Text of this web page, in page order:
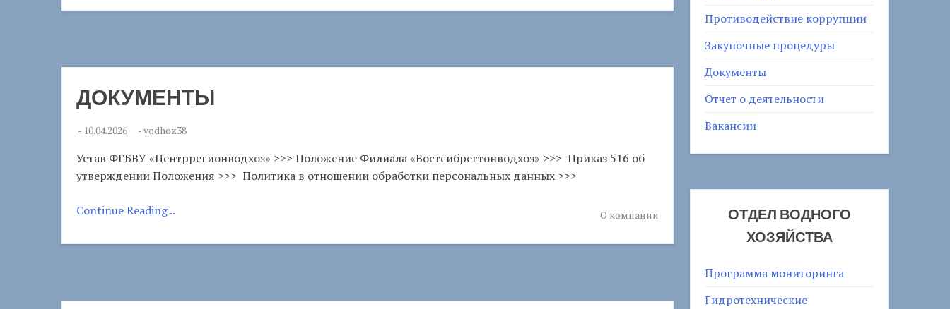
ДОКУМЕНТЫ
- 10.04.2026 -vodhoz38
Устав ФГБВУ «Центррегионводхоз» >>> Положение Филиала «Востсибрегтонводхоз» >>> Приказ 516 об
утверждении Положения >>> Политика в отношении обработки персональных данных >>>
Continue Reading .. О компании
Противодействие коррупции
Закупочные процедуры
Документы
Отчет о деятельности
Вакансии
ОТДЕЛ ВОДНОГО
ХОЗЯЙСТВА
Программа мониторинга
Гидротехнические